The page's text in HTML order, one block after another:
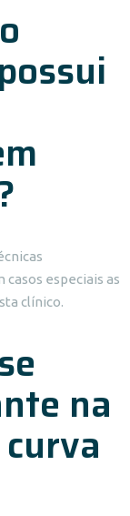
casos especiais as
clínico.
na